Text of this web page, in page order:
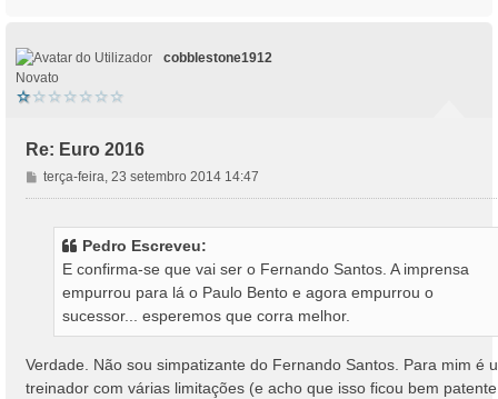
cobblestone1912
Novato
Re: Euro 2016
M
e
terça-feira, 23 setembro 2014 14:47
Pedro Escreveu:
E confirma-se que vai ser o Fernando Santos. A imprensa
empurrou para lá o Paulo Bento e agora empurrou o
sucessor... esperemos que corra melhor.
Verdade. Não sou simpatizante do Fernando Santos. Para mim é
treinador com várias limitações (e acho que isso ficou bem patente